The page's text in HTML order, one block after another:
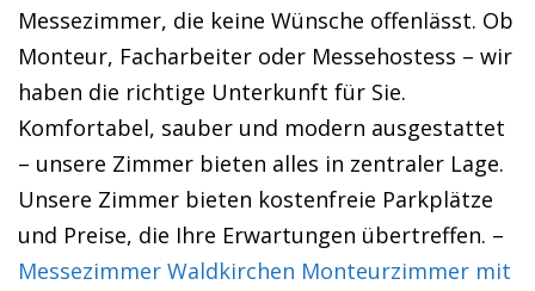
Messezimmer, die keine Wünsche offenlässt. Ob
Monteur, Facharbeiter oder Messehostess – wir
haben die richtige Unterkunft für Sie.
Komfortabel, sauber und modern ausgestattet
– unsere Zimmer bieten alles in zentraler Lage.
Unsere Zimmer bieten kostenfreie Parkplätze
und Preise, die Ihre Erwartungen übertreffen. –
Messezimmer Waldkirchen Monteurzimmer mit